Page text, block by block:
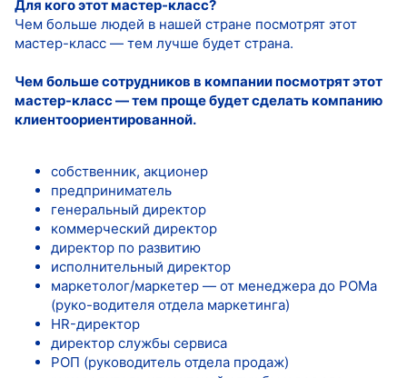
Для кого этот мастер-класс?
Чем больше людей в нашей стране посмотрят этот
мастер-класс — тем лучше будет страна.
Чем больше сотрудников в компании посмотрят этот
мастер-класс — тем проще будет сделать компанию
клиентоориентированной.
собственник, акционер
предприниматель
генеральный директор
коммерческий директор
директор по развитию
исполнительный директор
маркетолог/маркетер — от менеджера до РОМа
(руко-водителя отдела маркетинга)
HR-директор
директор службы сервиса
РОП (руководитель отдела продаж)